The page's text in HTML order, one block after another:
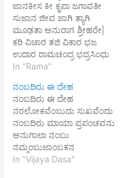
ಜಾನಕೀಸ ಕೀ ಕೃಪಾ ಜಗಾವತೀ
ಸುಜಾನ ಜೀವ ಜಾಗಿ ತ್ಯಾಗಿ
ಮೂಢತಾ ಅನುರಾಗ ಶ್ರೀಹರೇ|
ಕರಿ ವಿಚಾರ ತಜಿ ವಿಕಾರ ಭಜ
ಉದಾರ ರಾಮಚಂದ್ರ ಭದ್ರಸಿಂಧು
ದೀನಬಂಧು ವೇದ ವದತ ರೇ||
ಬಿಸಾಲಕಾಸ ವಿಪುಲ ಸೋಯೊ
ಖೋಯೋ ಸೋ ಅನೂಪರೂಪ
ಸುಪನ ಜೂ ಪರೇ| ಅಬ ಪ್ರಭಾತ
ಪ್ರಗಟ ಜ್ಞಾನ ಭಾನುಕೇ ಪ್ರಕಾಶ
ವಾಸನಾ ಸರಾಗ ಮೋಹ ದ್ವೇಷ
ನಿಬಿಡ ತಮ ಟರೇ || ಭಾಗೇ
ಮದ…
In "Rama"
ನಂಬದಿರು ಈ ದೇಹ
ನಂಬದಿರು ಈ ದೇಹ
ನರಲೋಕವೆಂಬುದು ಸುಖವೆಂದು
ನಂಬದಿರು ಮಾಯಾ ಪ್ರಪಂಚವನು
ಅನುಗಾಲಾ ನಂಬು
ನಮ್ಮಂಬುಜಾಂಬಕನ
ಪಾದಾಂಬುಜವ ನಂಬಿದರೆ
In "Vijaya Dasa"